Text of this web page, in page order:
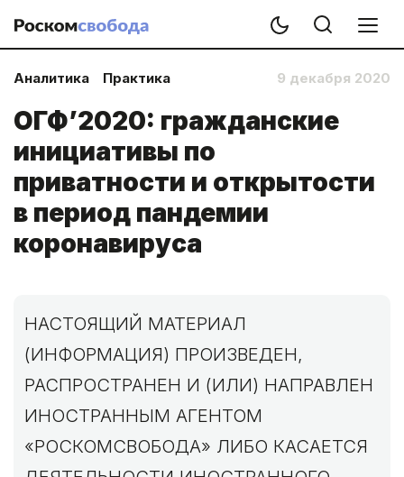
Аналитика Практика 9 декабря 2020
ОГФ’2020: гражданские
инициативы по
приватности и открытости
в период пандемии
коронавируса
НАСТОЯЩИЙ МАТЕРИАЛ
(ИНФОРМАЦИЯ) ПРОИЗВЕДЕН,
РАСПРОСТРАНЕН И (ИЛИ) НАПРАВЛЕН
ИНОСТРАННЫМ АГЕНТОМ
«РОСКОМСВОБОДА» ЛИБО КАСАЕТСЯ